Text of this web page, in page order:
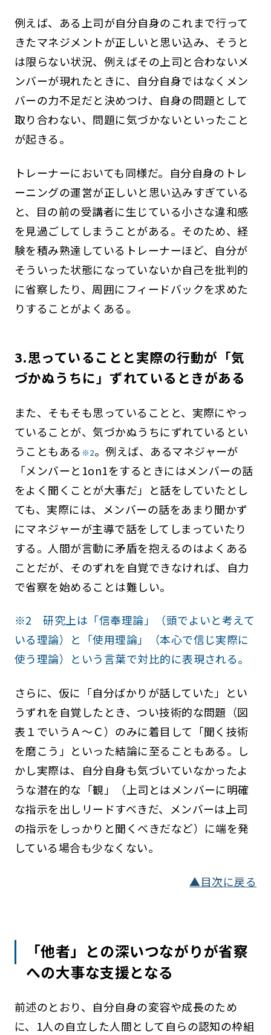
例えば、ある上司が自分自身のこれまで行って
きたマネジメントが正しいと思い込み、そうと
は限らない状況、例えばその上司と合わないメ
ンバーが現れたときに、自分自身ではなくメン
バーの力不足だと決めつけ、自身の問題として
取り合わない、問題に気づかないといったこと
が起きる。
トレーナーにおいても同様だ。自分自身のトレ
ーニングの運営が正しいと思い込みすぎている
と、目の前の受講者に生じている小さな違和感
を見過ごしてしまうことがある。そのため、経
験を積み熟達しているトレーナーほど、自分が
そういった状態になっていないか自己を批判的
に省察したり、周囲にフィードバックを求めた
りすることがよくある。
3.思っていることと実際の行動が「気
づかぬうちに」ずれているときがある
また、そもそも思っていることと、実際にやっ
ていることが、気づかぬうちにずれているとい
うこともある ※2。例えば、あるマネジャーが
「メンバーと1on1をするときにはメンバーの話
をよく聞くことが大事だ」と話をしていたとし
ても、実際には、メンバーの話をあまり聞かず
にマネジャーが主導で話をしてしまっていたり
する。人間が言動に矛盾を抱えるのはよくある
ことだが、そのずれを自覚できなければ、自力
で省察を始めることは難しい。
※2 研究上は「信奉理論」（頭でよいと考えて
いる理論）と「使用理論」（本心で信じ実際に
使う理論）という言葉で対比的に表現される。
さらに、仮に「自分ばかりが話していた」とい
うずれを自覚したとき、つい技術的な問題（図
表１でいうＡ～Ｃ）のみに着目して「聞く技術
を磨こう」といった結論に至ることもある。し
かし実際は、自分自身も気づいていなかったよ
うな潜在的な「観」（上司とはメンバーに明確
な指示を出しリードすべきだ、メンバーは上司
の指示をしっかりと聞くべきだなど）に端を発
している場合も少なくない。
▲目次に戻る
「他者」との深いつながりが省察
への大事な支援となる
前述のとおり、自分自身の変容や成長のため
に、1人の自立した人間として自らの認知の枠組